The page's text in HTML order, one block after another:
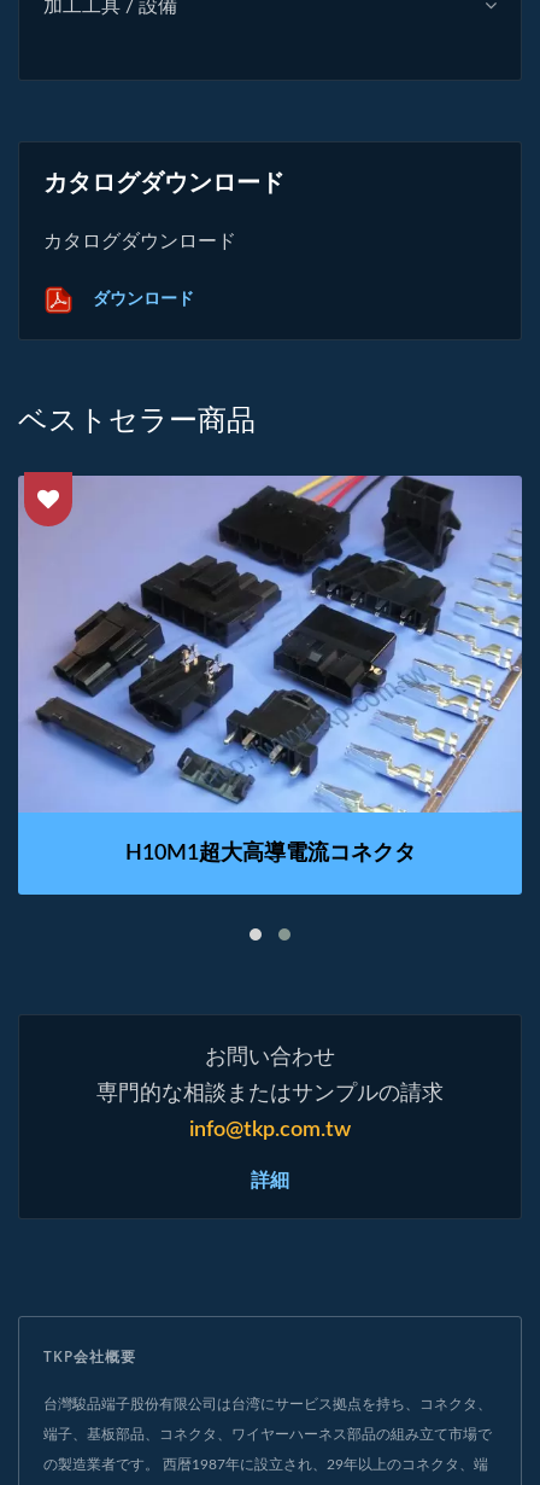
加工工具 / 設備
カタログダウンロード
カタログダウンロード
ダウンロード
ベストセラー商品
H10M1超大高導電流コネクタ
お問い合わせ
専門的な相談またはサンプルの請求
info@tkp.com.tw
詳細
TKP会社概要
台灣駿品端子股份有限公司は台湾にサービス拠点を持ち、コネクタ、
端子、基板部品、コネクタ、ワイヤーハーネス部品の組み立て市場で
の製造業者です。 西暦1987年に設立され、29年以上のコネクタ、端